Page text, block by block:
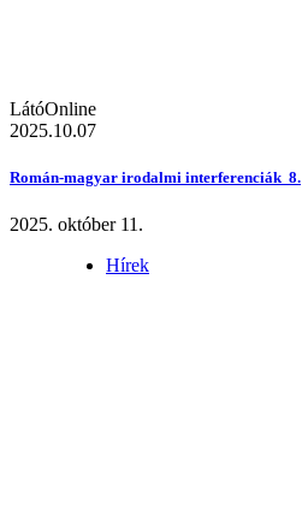
LátóOnline
2025.10.07
Román-magyar irodalmi interferenciák 8.
2025. október 11.
Hírek